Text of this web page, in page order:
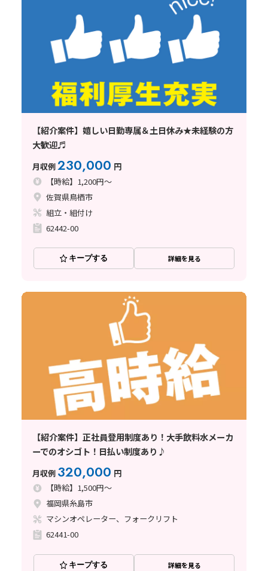
【紹介案件】嬉しい日勤専属＆土日休み★未経験の方
大歓迎♬
月収例230,000 円
【時給】1,200円～
佐賀県鳥栖市
組立・組付け
62442-00
キープする 詳細を見る
【紹介案件】正社員登用制度あり！大手飲料水メーカ
ーでのオシゴト！日払い制度あり♪
月収例 320,000 円
【時給】1,500円～
福岡県糸島市
マシンオペレーター、フォークリフト
62441-00
キープする 詳細を見る